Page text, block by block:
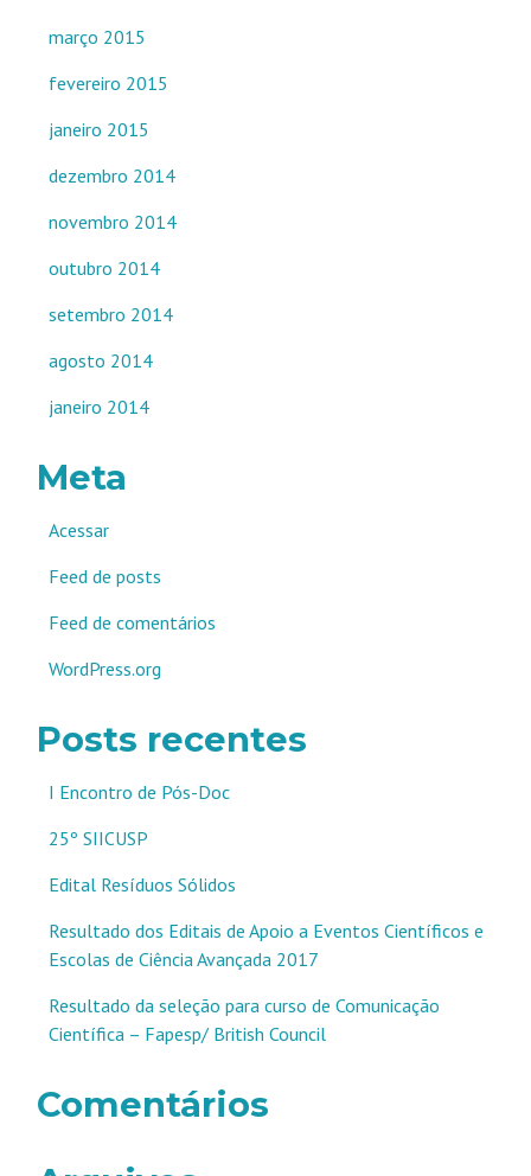
março 2015
fevereiro 2015
janeiro 2015
dezembro 2014
novembro 2014
outubro 2014
setembro 2014
agosto 2014
janeiro 2014
Meta
Acessar
Feed de posts
Feed de comentários
WordPress.org
Posts recentes
I Encontro de Pós-Doc
25º SIICUSP
Edital Resíduos Sólidos
Resultado dos Editais de Apoio a Eventos Científicos e
Escolas de Ciência Avançada 2017
Resultado da seleção para curso de Comunicação
Científica – Fapesp/ British Council
Comentários